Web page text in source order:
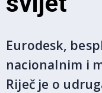
Eurodesk,
nacionalnim i
Riječ je o